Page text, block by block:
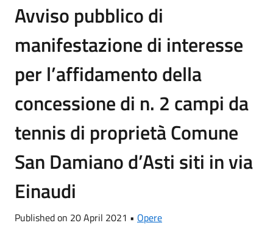
Avviso pubblico di
manifestazione di interesse
per l’affidamento della
concessione di n. 2 campi da
tennis di proprietà Comune
San Damiano d’Asti siti in via
Einaudi
Published on 20 April 2021 • Opere